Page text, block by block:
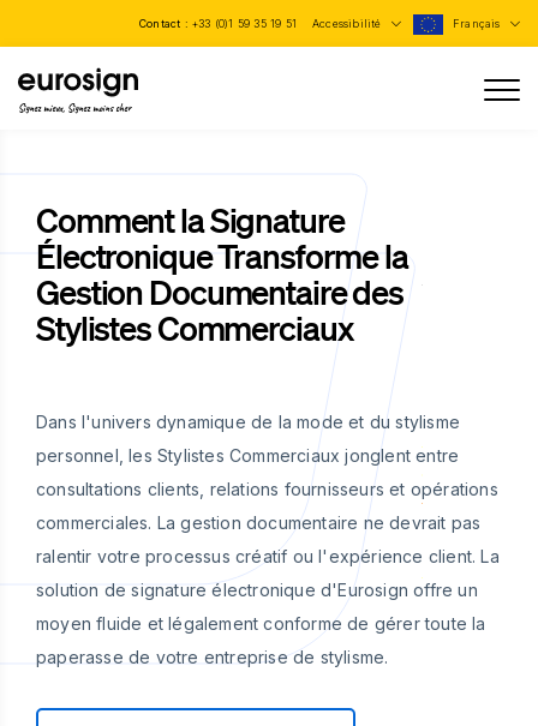
Contact : +33 (0)1 59 35 19 51 Accessibilité Français
Signez mieux, Signez moins cher
Comment la Signature
Électronique Transforme la
Gestion Documentaire des
Stylistes Commerciaux
Dans l'univers dynamique de la mode et du stylisme
personnel, les Stylistes Commerciaux jonglent entre
consultations clients, relations fournisseurs et opérations
commerciales. La gestion documentaire ne devrait pas
ralentir votre processus créatif ou l'expérience client. La
solution de signature électronique d'Eurosign offre un
moyen fluide et légalement conforme de gérer toute la
paperasse de votre entreprise de stylisme.